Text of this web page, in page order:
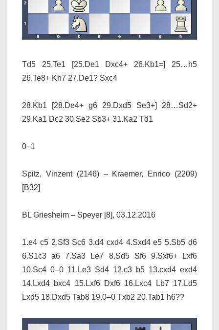
Td5 25.Te1 [25.De1 Dxc4+ 26.Kb1=] 25…h5
26.Te8+ Kh7 27.De1? Sxc4
28.Kb1 [28.De4+ g6 29.Dxd5 Se3+] 28…Sd2+
29.Ka1 Dc2 30.Se2 Sb3+ 31.Ka2 Td1
0–1
Spitz, Vinzent (2146) – Kraemer, Enrico (2209)
[B32]
BL Griesheim – Speyer [8], 03.12.2016
1.e4 c5 2.Sf3 Sc6 3.d4 cxd4 4.Sxd4 e5 5.Sb5 d6
6.S1c3 a6 7.Sa3 Le7 8.Sd5 Sf6 9.Sxf6+ Lxf6
10.Sc4 0–0 11.Le3 Sd4 12.c3 b5 13.cxd4 exd4
14.Lxd4 bxc4 15.Lxf6 Dxf6 16.Lxc4 Lb7 17.Ld5
Lxd5 18.Dxd5 Tab8 19.0–0 Txb2 20.Tab1 h6??